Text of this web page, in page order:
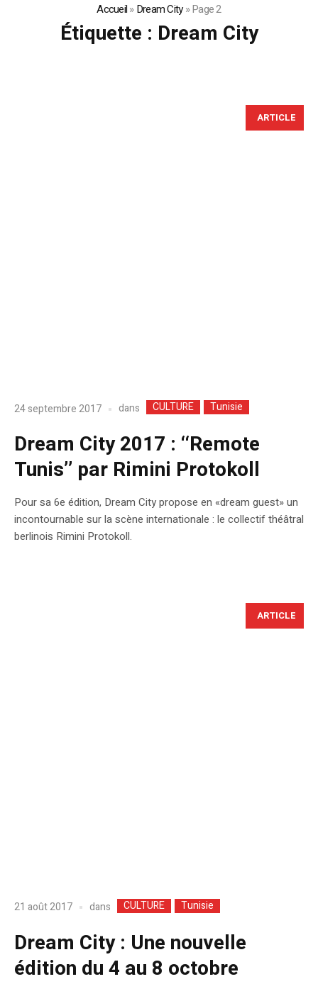
Accueil»Dream City»Page 2
Étiquette : Dream City
ARTICLE
24 septembre 2017 dans CULTURE Tunisie
Dream City 2017 : ‘‘Remote
Tunis’’ par Rimini Protokoll
Pour sa 6e édition, Dream City propose en «dream guest» un
incontournable sur la scène internationale : le collectif théâtral
berlinois Rimini Protokoll.
ARTICLE
21 août 2017 dans CULTURE Tunisie
Dream City : Une nouvelle
édition du 4 au 8 octobre